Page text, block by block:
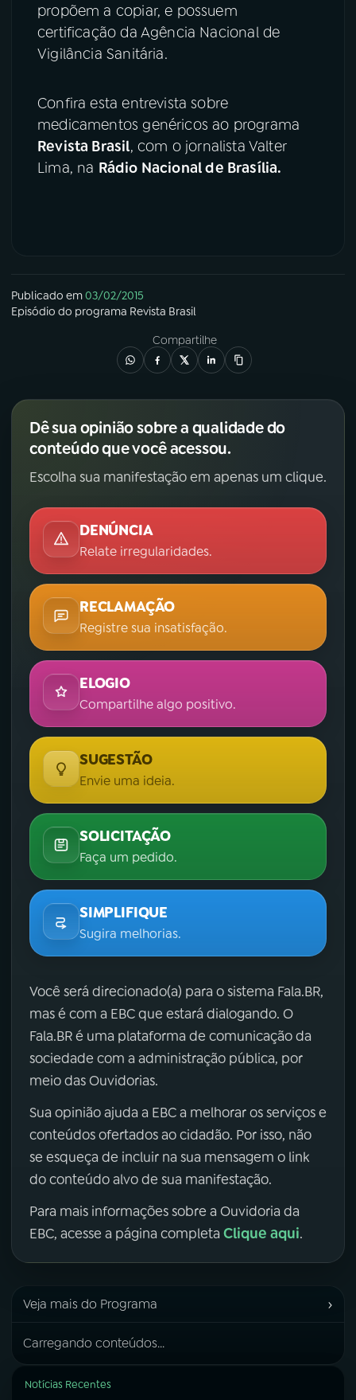
propõem a copiar, e possuem
certificação da Agência Nacional de
Vigilância Sanitária.
Confira esta entrevista sobre
medicamentos genéricos ao programa
Revista Brasil, com o jornalista Valter
Lima, na Rádio Nacional de Brasília.
Publicado em03/02/2015
Episódio do programa Revista Brasil
Compartilhe
Dê sua opinião sobre a qualidade do
conteúdo que você acessou.
Escolha sua manifestação em apenas um clique.
DENÚNCIA
Relate irregularidades.
RECLAMAÇÃO
Registre sua insatisfação.
ELOGIO
Compartilhe algo positivo.
SUGESTÃO
Envie uma ideia.
SOLICITAÇÃO
Faça um pedido.
SIMPLIFIQUE
Sugira melhorias.
Você será direcionado(a) para o sistema Fala.BR,
mas é com a EBC que estará dialogando. O
Fala.BR é uma plataforma de comunicação da
sociedade com a administração pública, por
meio das Ouvidorias.
Sua opinião ajuda a EBC a melhorar os serviços e
conteúdos ofertados ao cidadão. Por isso, não
se esqueça de incluir na sua mensagem o link
do conteúdo alvo de sua manifestação.
Para mais informações sobre a Ouvidoria da
EBC, acesse a página completa Clique aqui.
Veja mais do Programa ›
Carregando conteúdos...
Notícias Recentes